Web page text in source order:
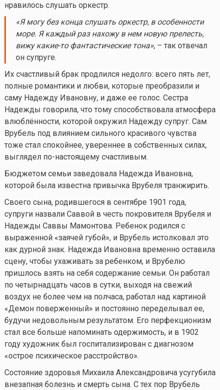
нравилось слушать оркестр.
«Я могу без конца слушать оркестр, в особенности
море. Я каждый раз нахожу в нем новую прелесть,
вижукакие-тофантастические тона», – так отвечал
он супруге.
Их счастливый брак продлился недолго: всего пять лет,
полные романтики и любви, которые преобразили и
саму Надежду Ивановну, и даже ее голос. Сестра
Надежды говорила, что тому способствовала атмосфера
влюблённости, которой окружил Надежду супруг. Сам
Врубель под влиянием сильного красивого чувства
тоже стал спокойнее, увереннее в собственных силах,
выглядел по-настоящему счастливым.
Бюджетом семьи заведовала Надежда Ивановна,
которой была известна привычка Врубеля транжирить.
Своего сына, родившегося в сентябре 1901 года,
супруги назвали Саввой в честь покровителя Врубеля и
Надежды Саввы Мамонтова. Ребенок родился с
выраженной «заячей губой», и Врубель истолковал это
как дурной знак. Надежда Ивановна временно оставила
сцену, чтобы ухаживать за ребенком, и Врубелю
пришлось взять на себя содержание семьи. Он работал
по четырнадцать часов в сутки, выходя на свежий
воздух не более чем на полчаса, работал над картиной
«Демон поверженный» и постоянно переделывал ее,
будучи недовольным результатом. Его перфекционизм
стал все больше напоминать одержимость, и в 1902
году художник был госпитализирован с диагнозом
«острое психическое расстройство».
Состояние здоровья Михаила Александровича усугубила
внезапная болезнь и смерть сына. С тех пор Врубель